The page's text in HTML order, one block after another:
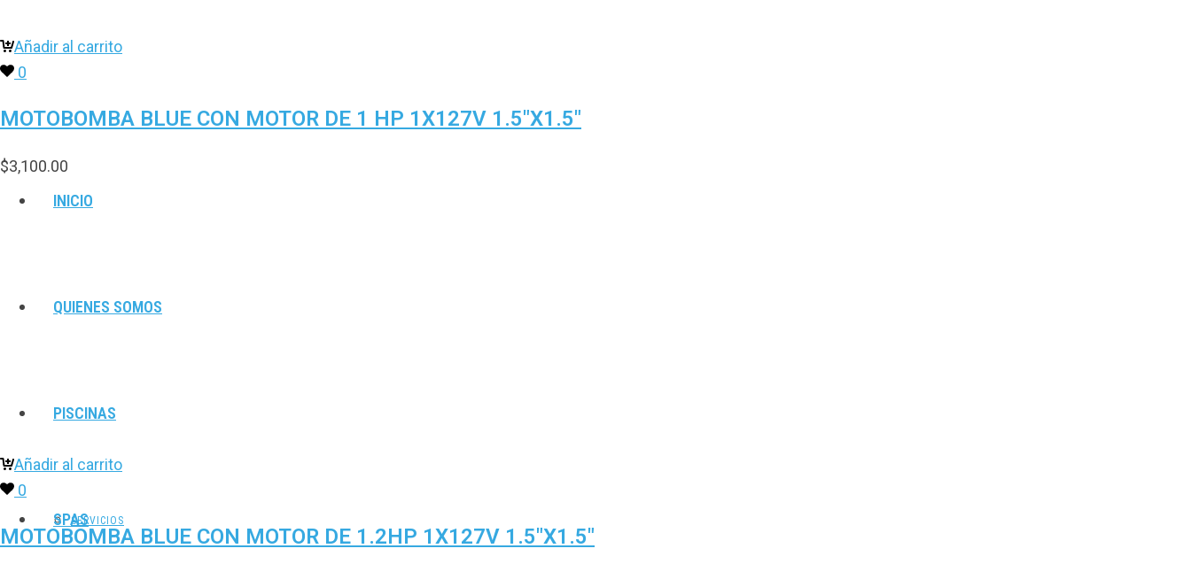
INICIO
QUIENES SOMOS
PISCINAS
SERVICIOS
SPAS
Añadir al carrito
0
MOTOBOMBA BLUE CON MOTOR DE 1 HP 1X127V 1.5″X1.5″
$3,100.00
Añadir al carrito
0
MOTOBOMBA BLUE CON MOTOR DE 1.2HP 1X127V 1.5″X1.5″